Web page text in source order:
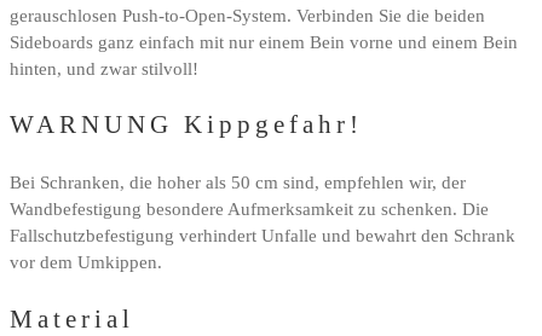
gerauschlosen Push-to-Open-System. Verbinden Sie die beiden
Sideboards ganz einfach mit nur einem Bein vorne und einem Bein
hinten, und zwar stilvoll!
WARNUNG Kippgefahr!
Bei Schranken, die hoher als 50 cm sind, empfehlen wir, der
Wandbefestigung besondere Aufmerksamkeit zu schenken. Die
Fallschutzbefestigung verhindert Unfalle und bewahrt den Schrank
vor dem Umkippen.
Material